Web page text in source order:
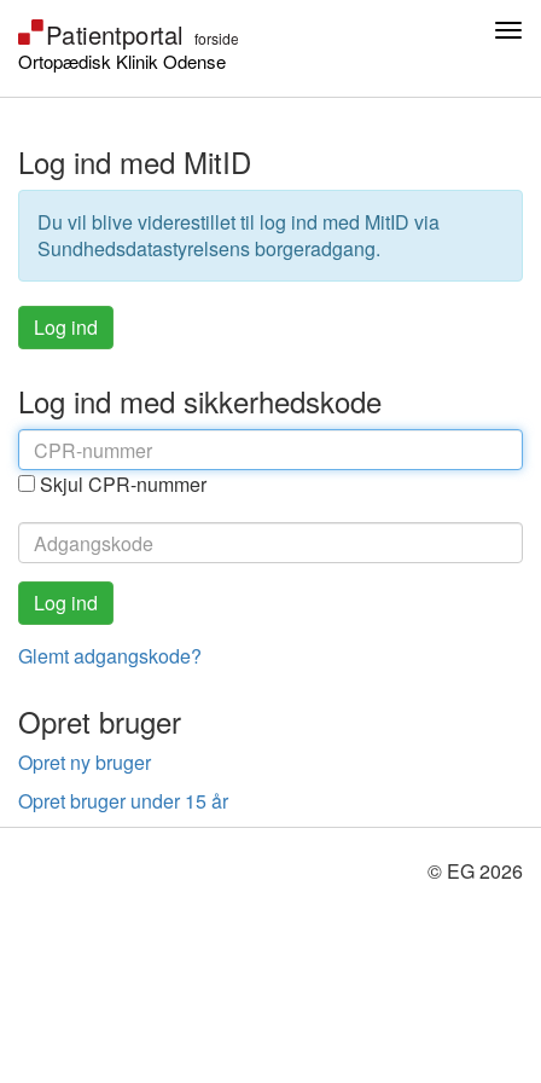
Ortopædisk Klinik Odense
Log ind med MitID
Du vil blive viderestillet til log ind med MitID via
Sundhedsdatastyrelsens borgeradgang.
Log ind med sikkerhedskode
Skjul CPR-nummer
Glemt adgangskode?
Opret bruger
Opret ny bruger
Opret bruger under 15 år
© EG 2026